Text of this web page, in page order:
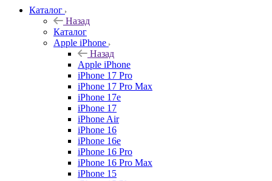
Каталог
Назад
Каталог
Apple iPhone
Назад
Apple iPhone
iPhone 17 Pro
iPhone 17 Pro Max
iPhone 17e
iPhone 17
iPhone Air
iPhone 16
iPhone 16e
iPhone 16 Pro
iPhone 16 Pro Max
iPhone 15